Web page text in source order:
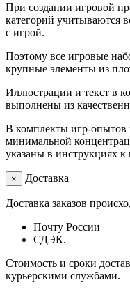
При создании игровой
категорий учитываются
с игрой.
Поэтому все игровые
крупные элементы из
Иллюстрации и текст в
выполнены из
В комплекты игр-опытов
минимальной
указаны в инструкциях к
× Доставка
Доставка заказов
Почту России
СДЭК.
Стоимость и сроки
курьерскими службами.